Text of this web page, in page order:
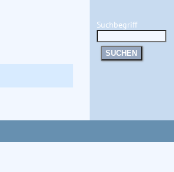
Suchbegriff
SUCHEN